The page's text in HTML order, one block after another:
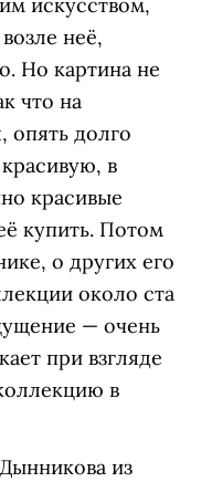
искусством,
неё,
Но картина не
что на
опять долго
в
красивые
купить. Потом
о других его
около ста
— очень
при взгляде
в
из